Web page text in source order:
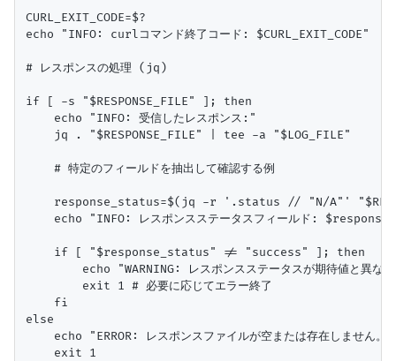
CURL_EXIT_CODE=$?
echo "INFO: curlコマンド終了コード: $CURL_EXIT_CODE"
# レスポンスの処理 (jq)
if [ -s "$RESPONSE_FILE" ]; then
    echo "INFO: 受信したレスポンス:"
    jq . "$RESPONSE_FILE" | tee -a "$LOG_FILE"
    # 特定のフィールドを抽出して確認する例
response_status=$(jq -r '.status // "N/A"'
echo "INFO: レスポンスステータスフィールド:
    if [ "$response_status" != "success" ]; then
echo "WARNING: レスポンスステータスが期待値と
        exit 1 # 必要に応じてエラー終了
    fi
else
echo "ERROR: レスポンスファイルが空または存在しません
    exit 1